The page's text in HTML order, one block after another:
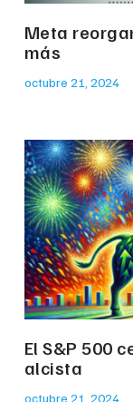
Meta
más
octubre 21, 2024
El S&P 500
alcista
octubre 21, 2024